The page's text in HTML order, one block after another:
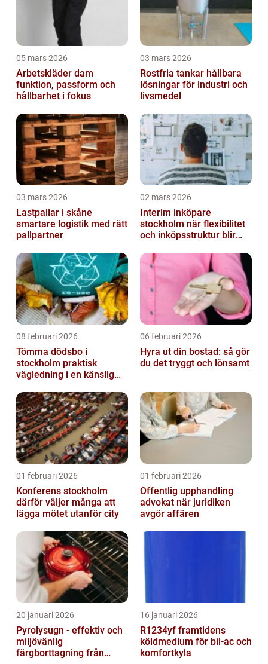
05 mars 2026
Arbetskläder dam
funktion, passform och
hållbarhet i fokus
03 mars 2026
Rostfria tankar hållbara
lösningar för industri och
livsmedel
03 mars 2026
Lastpallar i skåne
smartare logistik med rätt
pallpartner
02 mars 2026
Interim inköpare
stockholm när flexibilitet
och inköpsstruktur blir
08 februari 2026
Tömma dödsbo i
stockholm praktisk
vägledning i en känslig
06 februari 2026
Hyra ut din bostad: så gör
du det tryggt och lönsamt
01 februari 2026
Konferens stockholm
därför väljer många att
lägga mötet utanför city
01 februari 2026
Offentlig upphandling
advokat när juridiken
avgör affären
20 januari 2026
Pyrolysugn - effektiv och
miljövänlig
färgborttagning från
16 januari 2026
R1234yf framtidens
köldmedium för bil-ac och
komfortkyla